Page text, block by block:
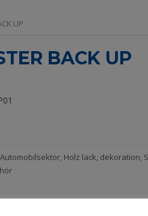
UP
BACK UP
Automobilsektor, Holz lack, dekoration,